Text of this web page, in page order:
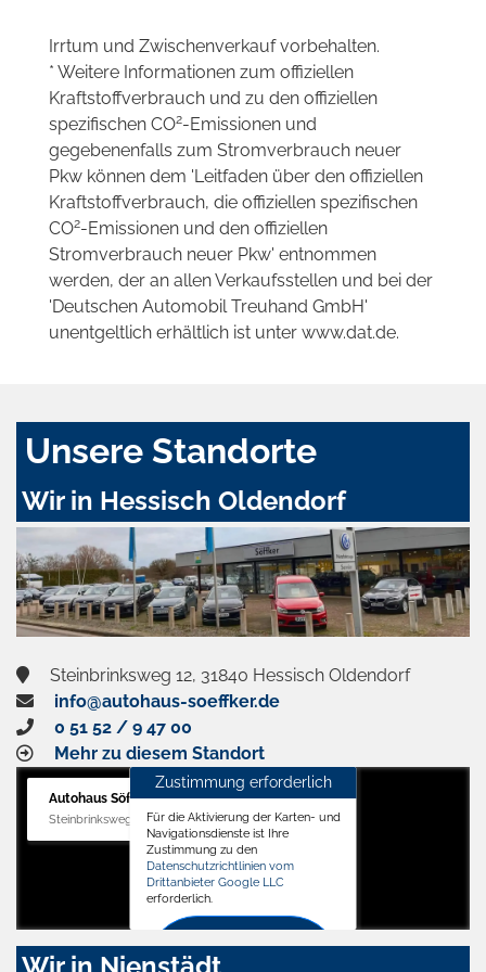
Irrtum und Zwischenverkauf vorbehalten.
* Weitere Informationen zum offiziellen
Kraftstoffverbrauch und zu den offiziellen
spezifischen CO2-Emissionen und
gegebenenfalls zum Stromverbrauch neuer
Pkw können dem 'Leitfaden über den offiziellen
Kraftstoffverbrauch, die offiziellen spezifischen
CO2-Emissionen und den offiziellen
Stromverbrauch neuer Pkw' entnommen
werden, der an allen Verkaufsstellen und bei der
'Deutschen Automobil Treuhand GmbH'
unentgeltlich erhältlich ist unter www.dat.de.
Unsere Standorte
Wir in Hessisch Oldendorf
Steinbrinksweg 12, 31840 Hessisch Oldendorf
info@autohaus-soeffker.de
0 51 52 / 9 47 00
Mehr zu diesem Standort
Autohaus Söffker GmbH
Steinbrinksweg 12, 31840 Hessisch Oldendorf
Zustimmung erforderlich
Für die Aktivierung der Karten- und
Navigationsdienste ist Ihre
Zustimmung zu den
Datenschutzrichtlinien vom
Drittanbieter Google LLC
erforderlich.
Zustimmen
Wir in Nienstädt